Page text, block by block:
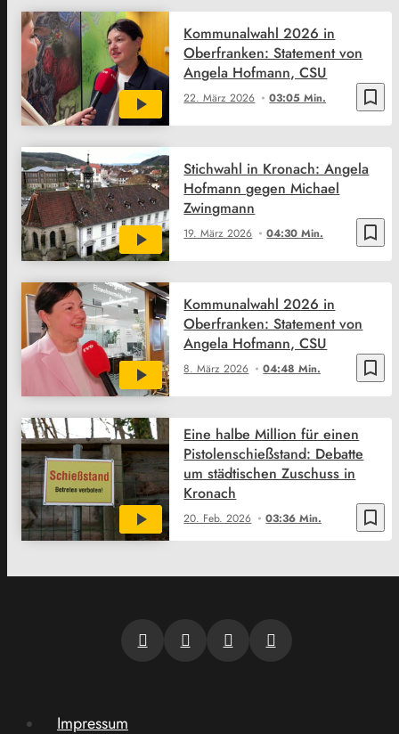
bookmark_border
22. März 2026 03:05 Min.
Kommunalwahl 2026 in
Oberfranken: Statement von
Angela Hofmann, CSU
bookmark_border
19. März 2026 04:30 Min.
Stichwahl in Kronach: Angela
Hofmann gegen Michael
Zwingmann
bookmark_border
8. März 2026 04:48 Min.
Kommunalwahl 2026 in
Oberfranken: Statement von
Angela Hofmann, CSU
bookmark_border
20. Feb. 2026 03:36 Min.
Eine halbe Million für einen
Pistolenschießstand: Debatte
um städtischen Zuschuss in
Kronach
Impressum